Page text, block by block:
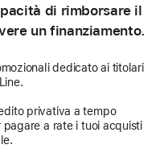
di rimborsare il
un finanziamento.
dedicato ai titolari
privativa a tempo
a rate i tuoi acquisti